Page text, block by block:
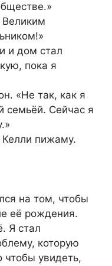
Великим
и дом стал
пока я
«Не так, как я
семьёй. Сейчас я
Келли пижаму.
на том, чтобы
её рождения.
Я стал
которую
чтобы увидеть,